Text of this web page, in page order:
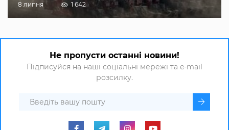
8 липня 1 642
Не пропусти останні новини!
Підписуйся на наші соціальні мережі та e-mail
розсилку.